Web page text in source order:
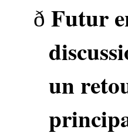
ð Futur
un